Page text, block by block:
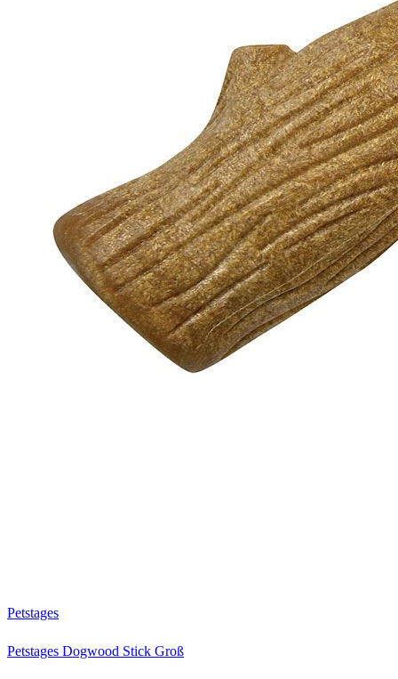
Petstages
Petstages Dogwood Stick Groß